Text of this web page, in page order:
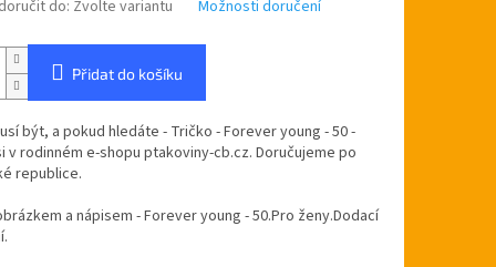
do: Zvolte variantu Možnosti doručení
Přidat do košíku
být, a pokud hledáte - Tričko - Forever young - 50 -
v rodinném e-shopu ptakoviny-cb.cz. Doručujeme po
republice.
a nápisem - Forever young - 50.Pro ženy.Dodací